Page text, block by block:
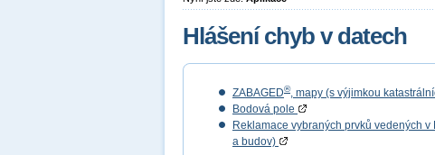
Hlášení chyb v datech
ZABAGED®, mapy (s výjimkou
Bodová pole
Reklamace vybraných prvků vedených
a budov)